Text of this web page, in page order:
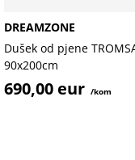
DREAMZONE
Dušek od pjene
90x200cm
690,00 eur /kom